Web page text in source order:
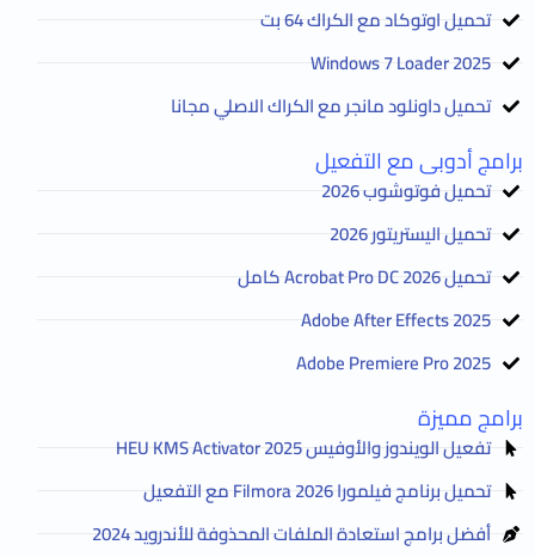
تحميل اوتوكاد مع الكراك 64 بت
2025 Windows 7 Loader
تحميل داونلود مانجر مع الكراك الاصلي مجانا
برامج أدوبى مع التفعيل
تحميل فوتوشوب 2026
تحميل اليستريتور 2026
تحميل Acrobat Pro DC 2026 كامل
Adobe After Effects 2025
Adobe Premiere Pro 2025
برامج مميزة
تفعيل الويندوز والأوفيس HEU KMS Activator 2025
تحميل برنامج فيلمورا Filmora 2026 مع التفعيل
أفضل برامج استعادة الملفات المحذوفة للأندرويد 2024